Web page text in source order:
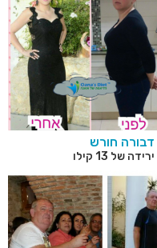
דבורה חורש
ירידה של 13 קילו